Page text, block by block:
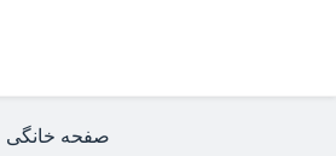
صفحه خانگی